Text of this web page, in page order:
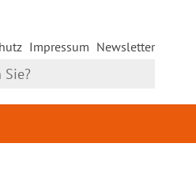
Impressum Newsletter